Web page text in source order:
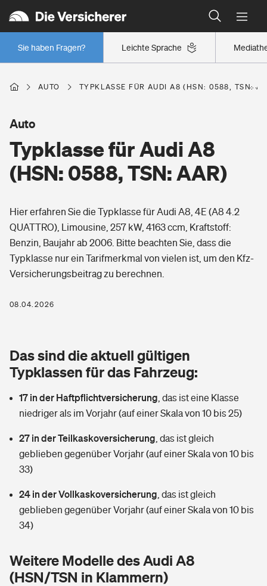
Leichte Sprache
Sie haben Fragen?
Wer versichert was: Jetzt Versicherer finden
Regionalklassen: So ist Ihre Region eingestuft
Wer versichert was: Jetzt Versicherer finden
Berufsunfähigkeitsversicherung
Erwerbsunfähigkeitsversicherung
Grundfähigkeitsversicherung
Arbeitsrechtsschutz
Berufshaftpflichtversicherung
Zur Übersicht
Tools
Wer versichert was: Jetzt Versicherer finden
Sie haben Fragen?
Wohnen
Elementarversicherung
Glasversicherung
Mietkautionsversicherung
Restkreditversicherung
Tools
Hochwasser-Check: Wie gefährdet ist Ihr Haus?
Freizeit
Pri­vate Haft­pflicht­
Kinderunfall­ver­si­che­rung
Kinderinvalidität
Reiseversicherung
Hundehalter-Haftpflicht
Handyversicherung
Private Cyberversicherung
Gesundheit
Private Krankenversicherung
Dread-Disease-Versicherung
Tierkrankenversicherung
Tools
Wer versichert was: Jetzt Versicherer finden
Rentenrechner: Wie viel Geld bekomme ich im Alter?
AUTO TYPKLASSE FÜR AUDI A8 (HSN: 0588, TSN:
Typklasse für Audi A8
(HSN: 0588, TSN: AAR)
Auto
Hier erfahren Sie die Typklasse für Audi A8, 4E (A8 4.2
QUATTRO), Limousine, 257 kW, 4163 ccm, Kraftstoff:
Benzin, Baujahr ab 2006. Bitte beachten Sie, dass die
Typklasse nur ein Tarifmerkmal von vielen ist, um den Kfz-
Versicherungsbeitrag zu berechnen.
08.04.2026
Das sind die aktuell gültigen
Typklassen für das Fahrzeug:
17 in der Haftpflichtversicherung das ist eine Klasse
niedriger als im Vorjahr (auf einer Skala von 10 bis 25)
27 in der Teilkaskoversicherung das ist gleich
geblieben gegenüber Vorjahr (auf einer Skala von 10 bis
33)
24 in der Vollkaskoversicherung das ist gleich
geblieben gegenüber Vorjahr (auf einer Skala von 10 bis
34)
Weitere Modelle des Audi A8
(HSN/TSN in Klammern)